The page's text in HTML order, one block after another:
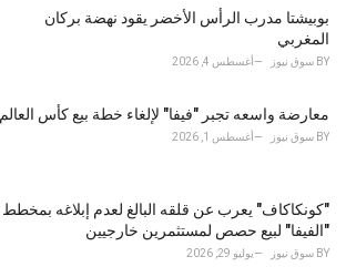
بوبيشتا مدرب الرأس الأخضر يقود نهضة بركان
المغربي
BY سوق نيوز أغسطس 4, 2026
معارضة واسعه تجبر "فيفا" لإلغاء خطة بيع كأس العالم
BY سوق نيوز أغسطس 1, 2026
"كونكاكاف" يعرب عن قلقه البالغ لعدم إبلاغه بمخطط
"الفيفا" لبيع حصص لمستثمرين خارجيين
BY سوق نيوز يوليو 29, 2026